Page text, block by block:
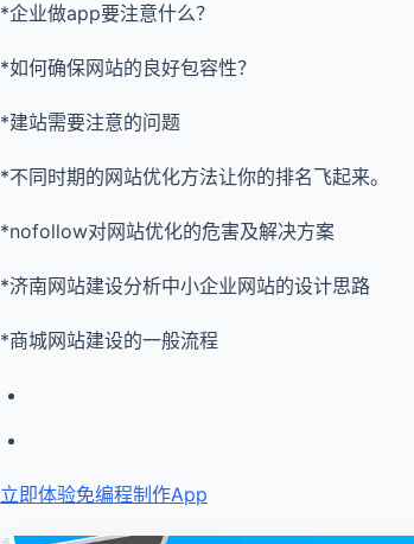
*企业做app要注意什么？
*如何确保网站的良好包容性？
*建站需要注意的问题
*不同时期的网站优化方法让你的排名飞起来。
*nofollow对网站优化的危害及解决方案
*济南网站建设分析中小企业网站的设计思路
*商城网站建设的一般流程
立即体验免编程制作App